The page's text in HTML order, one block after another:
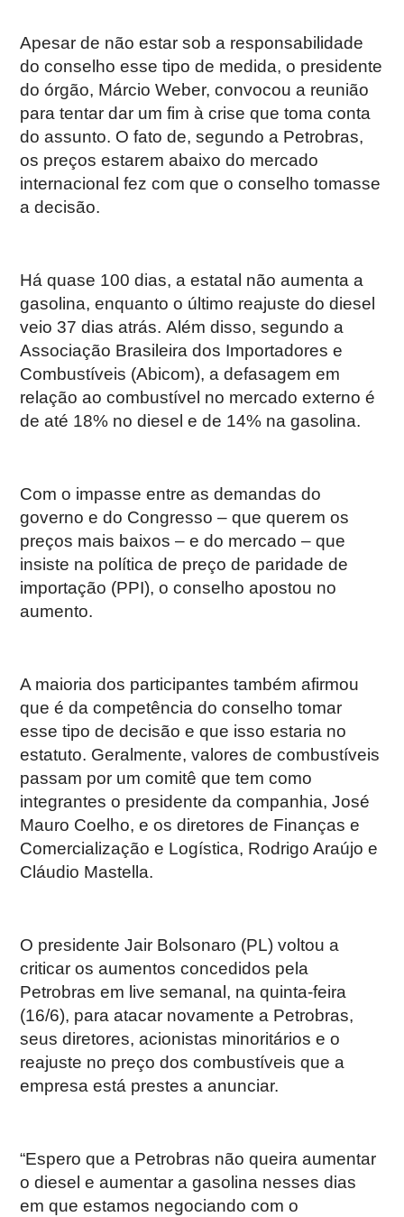
Apesar de não estar sob a responsabilidade
do conselho esse tipo de medida, o presidente
do órgão, Márcio Weber, convocou a reunião
para tentar dar um fim à crise que toma conta
do assunto. O fato de, segundo a Petrobras,
os preços estarem abaixo do mercado
internacional fez com que o conselho tomasse
a decisão.
Há quase 100 dias, a estatal não aumenta a
gasolina, enquanto o último reajuste do diesel
veio 37 dias atrás. Além disso, segundo a
Associação Brasileira dos Importadores e
Combustíveis (Abicom), a defasagem em
relação ao combustível no mercado externo é
de até 18% no diesel e de 14% na gasolina.
Com o impasse entre as demandas do
governo e do Congresso – que querem os
preços mais baixos – e do mercado – que
insiste na política de preço de paridade de
importação (PPI), o conselho apostou no
aumento.
A maioria dos participantes também afirmou
que é da competência do conselho tomar
esse tipo de decisão e que isso estaria no
estatuto. Geralmente, valores de combustíveis
passam por um comitê que tem como
integrantes o presidente da companhia, José
Mauro Coelho, e os diretores de Finanças e
Comercialização e Logística, Rodrigo Araújo e
Cláudio Mastella.
O presidente Jair Bolsonaro (PL) voltou a
criticar os aumentos concedidos pela
Petrobras em live semanal, na quinta-feira
(16/6), para atacar novamente a Petrobras,
seus diretores, acionistas minoritários e o
reajuste no preço dos combustíveis que a
empresa está prestes a anunciar.
“Espero que a Petrobras não queira aumentar
o diesel e aumentar a gasolina nesses dias
em que estamos negociando com o